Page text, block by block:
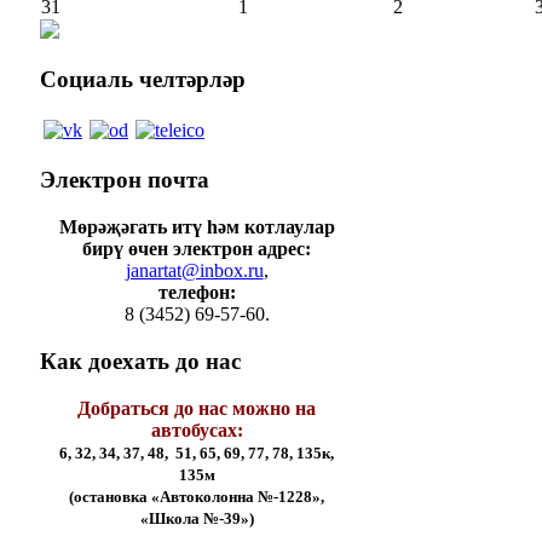
31
1 2
Социаль челтәрләр
Электрон почта
Мөрәҗәгать итү һәм котлаулар
бирү өчен электрон адрес:
janartat@inbox.ru,
телефон:
8 (3452) 69-57-60.
Как доехать до нас
Добраться до нас можно на
автобусах:
6, 32, 34, 37, 48, 51, 65, 69, 77, 78, 135к,
135м
(остановка «Автоколонна №-1228»,
«Школа №-39»)